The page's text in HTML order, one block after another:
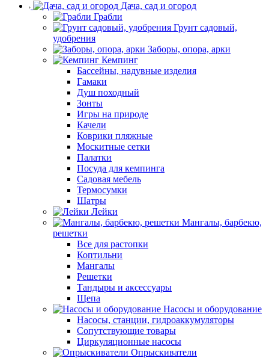
Дача, сад и огород
Грабли
Грунт садовый,
удобрения
Заборы, опора, арки
Кемпинг
Бассейны, надувные изделия
Гамаки
Душ походный
Зонты
Игры на природе
Качели
Коврики пляжные
Москитные сетки
Палатки
Посуда для кемпинга
Садовая мебель
Термосумки
Шатры
Лейки
Мангалы, барбекю,
решетки
Все для растопки
Коптильни
Мангалы
Решетки
Тандыры и аксессуары
Щепа
Насосы и оборудование
Насосы, станции, гидроаккумуляторы
Сопутствующие товары
Циркуляционные насосы
Опрыскиватели